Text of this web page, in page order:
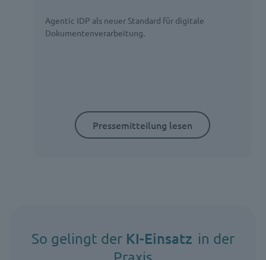
Agentic IDP als neuer Standard für digitale
Dokumentenverarbeitung.
Pressemitteilung lesen
So gelingt der KI-Einsatz in der